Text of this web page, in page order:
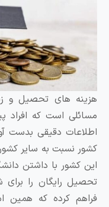
های تحصیل و زندگی
است که افراد پیش از
دقیقی بدست آوردند.
به سایر کشور های
با داشتن دانشگاه
رایگان را برای
کرده که همین امر